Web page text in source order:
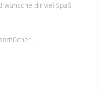
wünsche dir viel Spaß
…